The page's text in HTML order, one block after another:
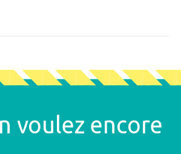
voulez encore